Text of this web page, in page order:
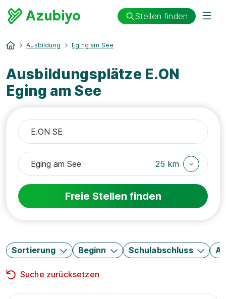
Stellen finden
Ausbildung Eging am See
Ausbildungsplätze E.ON
Eging am See
25 km
Freie Stellen finden
Sortierung Beginn Schulabschluss
Suche zurücksetzen